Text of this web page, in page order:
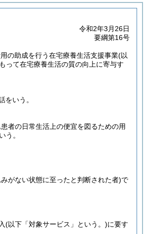
令和2年3月26日
要綱第16号
の助成を行う在宅療養生活支援事業(以
って在宅療養生活の質の向上に寄与す
いう。
者の日常生活上の便宜を図るための用
う。
がない状態に至ったと判断された者)で
(以下「対象サービス」という。)に要す